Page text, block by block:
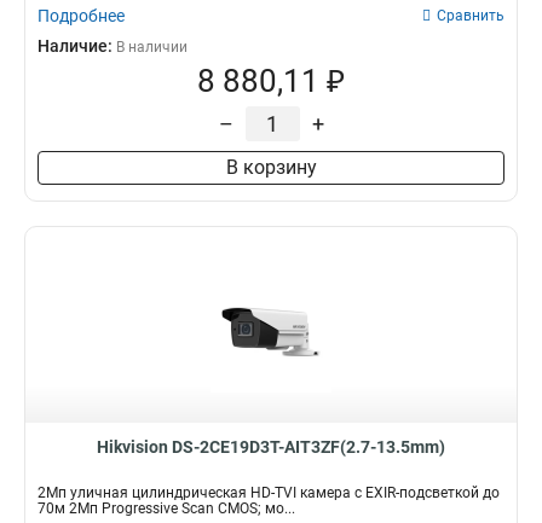
Подробнее Сравнить
Наличие: В наличии
8 880,11 ₽
– +
В корзину
Hikvision DS-2CE19D3T-AIT3ZF(2.7-13.5mm)
2Мп уличная цилиндрическая HD-TVI камера с EXIR-подсветкой до
70м 2Мп Progressive Scan CMOS; мо...